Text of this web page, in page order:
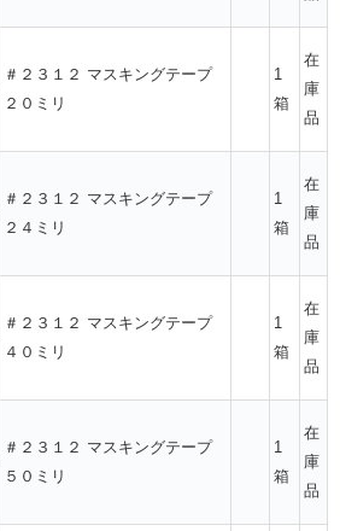
＃２３１２ マスキングテープ
２０ミリ
1
箱
在
庫
品
＃２３１２ マスキングテープ
２４ミリ
1
箱
在
庫
品
＃２３１２ マスキングテープ
４０ミリ
1
箱
在
庫
品
＃２３１２ マスキングテープ
５０ミリ
1
箱
在
庫
品